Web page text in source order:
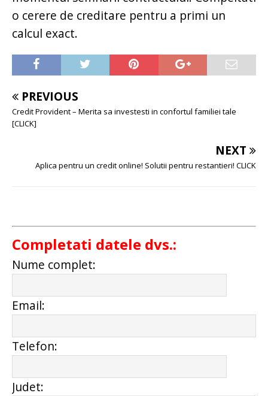
o cerere de creditare pentru a primi un
calcul exact.
PREVIOUS
Credit Provident – Merita sa investesti in confortul familiei tale
[CLICK]
NEXT
Aplica pentru un credit online! Solutii pentru restantieri! CLICK
Completati datele dvs.:
Nume complet:
Email:
Telefon:
Judet: